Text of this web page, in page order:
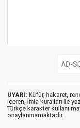
UYARI: Küfür, hakaret,
içeren, imla kuralları ile
Türkçe karakter
onaylanmamaktadır.